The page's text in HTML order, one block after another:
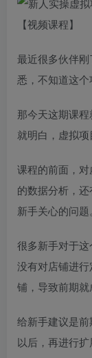
最近很多伙伴
悉，不知道这
那今天这期课
就明白，虚拟
课程的前面，
的数据分析，
新手关心的问题。
很多新手对于
没有对店铺进
铺，导致前期就
给新手建议是
以后，再进行